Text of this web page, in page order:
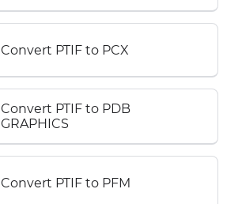
Convert PTIF to PCX
Convert PTIF to PDB
GRAPHICS
Convert PTIF to PFM